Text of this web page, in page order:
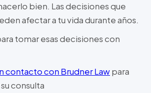
bien. Las decisiones que
afectar a tu vida durante años.
tomar esas decisiones con
contacto con Brudner Lawpara
consulta